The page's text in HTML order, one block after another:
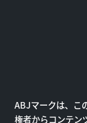
ABJマークは、こ
権者からコンテン